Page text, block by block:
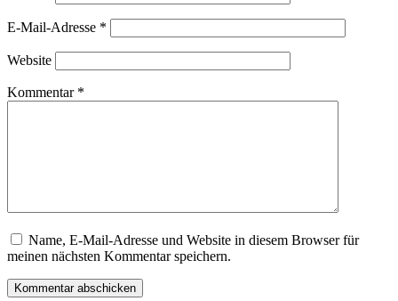
E-Mail-Adresse *
Website
Kommentar *
Name, E-Mail-Adresse und Website in diesem Browser für
meinen nächsten Kommentar speichern.